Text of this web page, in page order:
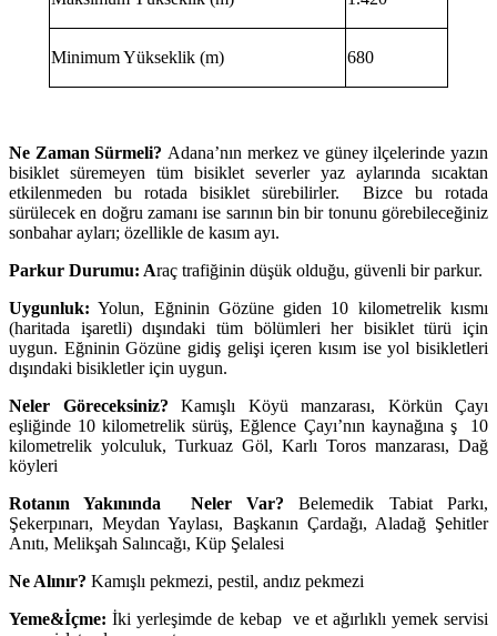
Minimum Yükseklik (m) 680
Ne Zaman Sürmeli? Adana’nın merkez ve güney ilçelerinde yazın
bisiklet süremeyen tüm bisiklet severler yaz aylarında sıcaktan
etkilenmeden bu rotada bisiklet sürebilirler. Bizce bu rotada
sürülecek en doğru zamanı ise sarının bin bir tonunu görebileceğiniz
sonbahar ayları; özellikle de kasım ayı.
Parkur Durumu: Araç trafiğinin düşük olduğu, güvenli bir parkur.
Uygunluk: Yolun, Eğninin Gözüne giden 10 kilometrelik kısmı
(haritada işaretli) dışındaki tüm bölümleri her bisiklet türü için
uygun. Eğninin Gözüne gidiş gelişi içeren kısım ise yol bisikletleri
dışındaki bisikletler için uygun.
Neler Göreceksiniz? Kamışlı Köyü manzarası, Körkün Çayı
eşliğinde 10 kilometrelik sürüş, Eğlence Çayı’nın kaynağına ş 10
kilometrelik yolculuk, Turkuaz Göl, Karlı Toros manzarası, Dağ
köyleri
Rotanın Yakınında Neler Var?Belemedik Tabiat Parkı,
Şekerpınarı, Meydan Yaylası, Başkanın Çardağı, Aladağ Şehitler
Anıtı, Melikşah Salıncağı, Küp Şelalesi
Ne Alınır? Kamışlı pekmezi, pestil, andız pekmezi
Yeme&İçme: İki yerleşimde de kebap ve et ağırlıklı yemek servisi